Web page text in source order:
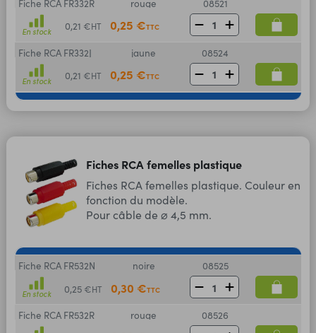
Fiche RCA FR332R rouge 08521
En stock 0,21 €HT 0,25 €TTC
Fiche RCA FR332J jaune 08524
En stock 0,21 €HT 0,25 €TTC
Fiches RCA femelles plastique
Fiches RCA femelles plastique. Couleur en
fonction du modèle.
Pour câble de ⌀ 4,5 mm.
Fiche RCA FR532N noire 08525
En stock 0,25 €HT 0,30 €TTC
Fiche RCA FR532R rouge 08526